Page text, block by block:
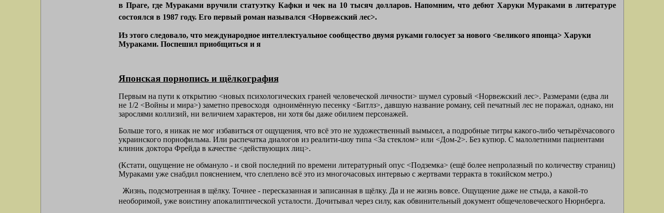
в Праге, где Мураками вручили статуэтку Кафки и чек на 10 тысяч долларов. Напомним, что дебют Харуки Мураками в литературе
состоялся в 1987 году. Его первый роман назывался <Норвежский лес>.
Из этого следовало, что международное интеллектуальное сообщество двумя руками голосует за нового <великого японца> Харуки
Мураками. Поспешил приобщиться и я
Японская порнопись и щёлкография
Первым на пути к открытию <новых психологических граней человеческой личности> шумел суровый <Норвежский лес>. Размерами (едва ли
не 1/2 <Войны и мира>) заметно превосходя одноимённую песенку <Битлз>, давшую название роману, сей печатный лес не поражал, однако, ни
зарослями коллизий, ни величием характеров, ни хотя бы даже обилием персонажей.
Больше того, я никак не мог избавиться от ощущения, что всё это не художественный вымысел, а подробные титры какого-либо четырёхчасового
украинского порнофильма. Или распечатка диалогов из реалити-шоу типа <За стеклом> или <Дом-2>. Без купюр. С малолетними пациентами
клиник доктора Фрейда в качестве <действующих лиц>.
(Кстати, ощущение не обмануло - и свой последний по времени литературный опус <Подземка> (ещё более непролазный по количеству страниц)
Мураками уже снабдил пояснением, что слеплено всё это из многочасовых интервью с жертвами терракта в токийском метро.)
Жизнь, подсмотренная в щёлку. Точнее - пересказанная и записанная в щёлку. Да и не жизнь вовсе. Ощущение даже не стыда, а какой-то
необоримой, уже воистину апокалиптической усталости. Дочитывал через силу, как обвинительный документ общечеловеческого Нюрнберга.